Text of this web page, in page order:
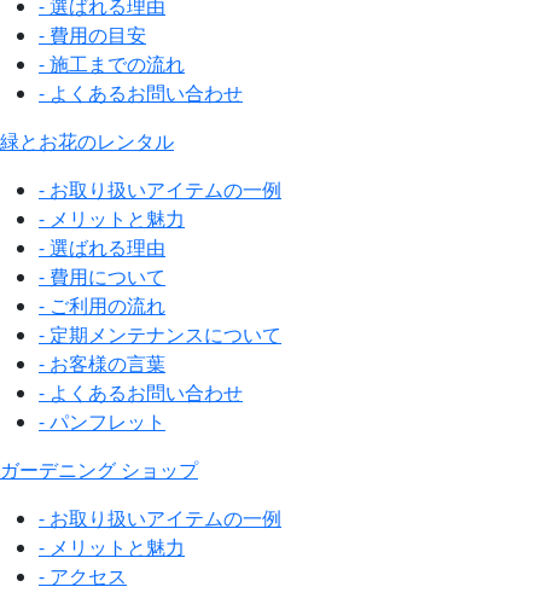
- 選ばれる理由
- 費用の目安
- 施工までの流れ
- よくあるお問い合わせ
緑とお花のレンタル
- お取り扱いアイテムの一例
- メリットと魅力
- 選ばれる理由
- 費用について
- ご利用の流れ
- 定期メンテナンスについて
- お客様の言葉
- よくあるお問い合わせ
- パンフレット
ガーデニング ショップ
- お取り扱いアイテムの一例
- メリットと魅力
- アクセス